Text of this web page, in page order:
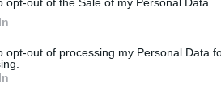
opt-out of processing my Personal Data